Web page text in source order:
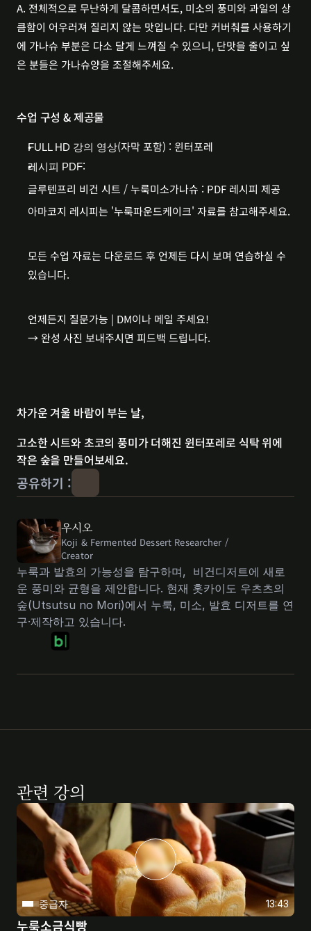
A. 전체적으로 무난하게 달콤하면서도, 미소의 풍미와 과일의 상
큼함이 어우러져 질리지 않는 맛입니다. 다만 커버춰를 사용하기
에 가나슈 부분은 다소 달게 느껴질 수 있으니, 단맛을 줄이고 싶
은 분들은 가나슈양을 조절해주세요.
수업 구성 & 제공물
FULL HD 강의 영상(자막 포함) : 윈터포레
레시피 PDF:
글루텐프리 비건 시트 / 누룩미소가나슈 : PDF 레시피 제공
아마코지 레시피는 '누룩파운드케이크' 자료를 참고해주세요.
모든 수업 자료는 다운로드 후 언제든 다시 보며 연습하실 수
있습니다.
언제든지 질문가능 | DM이나 메일 주세요!
→ 완성 사진 보내주시면 피드백 드립니다.
차가운 겨울 바람이 부는 날,
고소한 시트와 초코의 풍미가 더해진 윈터포레로 식탁 위에
작은 숲을 만들어보세요.
공유하기 :
우시오
Koji & Fermented Dessert Researcher /
Creator
누룩과 발효의 가능성을 탐구하며,  비건디저트에 새로
운 풍미와 균형을 제안합니다. 현재 홋카이도 우츠츠의
숲(Utsutsu no Mori)에서 누룩, 미소, 발효 디저트를 연
구·제작하고 있습니다.
관련 강의
13:43
중급자
누룩소금식빵